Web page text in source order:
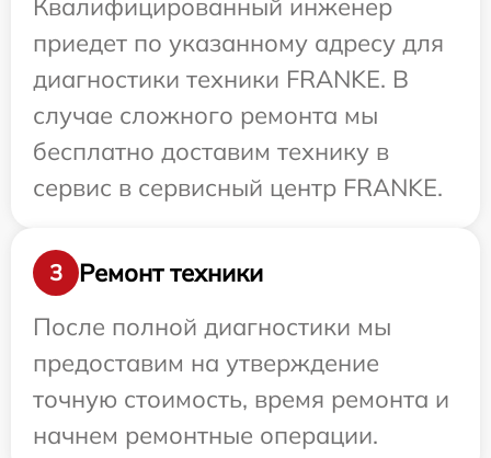
Квалифицированный инженер
приедет по указанному адресу для
диагностики техники FRANKE. В
случае сложного ремонта мы
бесплатно доставим технику в
сервис в сервисный центр FRANKE.
3
Ремонт техники
После полной диагностики мы
предоставим на утверждение
точную стоимость, время ремонта и
начнем ремонтные операции.